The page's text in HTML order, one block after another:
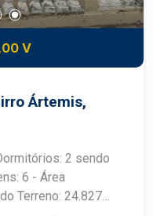
V
Ártemis,
2 sendo